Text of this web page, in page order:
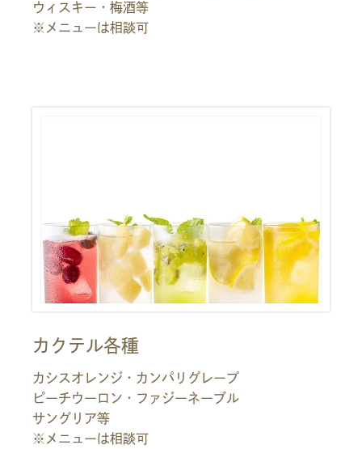
ウィスキー・梅酒等
※メニューは相談可
カクテル各種
カシスオレンジ・カンパリグレープ
ピーチウーロン・ファジーネーブル
サングリア等
※メニューは相談可